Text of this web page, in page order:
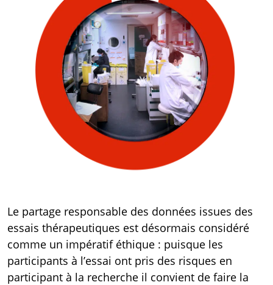
Le partage responsable des données issues des
essais thérapeutiques est désormais considéré
comme un impératif éthique : puisque les
participants à l’essai ont pris des risques en
participant à la recherche il convient de faire la